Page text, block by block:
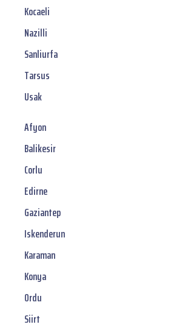
Kocaeli
Nazilli
Sanliurfa
Tarsus
Usak
Afyon
Balikesir
Corlu
Edirne
Gaziantep
Iskenderun
Karaman
Konya
Ordu
Siirt